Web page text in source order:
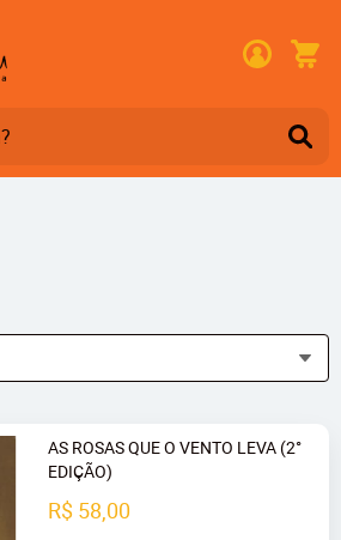
AS ROSAS QUE O VENTO LEVA (2°
EDIÇÃO)
R$ 58,00